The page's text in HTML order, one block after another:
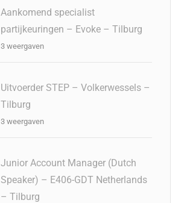
Aankomend specialist
partijkeuringen – Evoke – Tilburg
3 weergaven
Uitvoerder STEP – Volkerwessels –
Tilburg
3 weergaven
Junior Account Manager (Dutch
Speaker) – E406-GDT Netherlands
– Tilburg